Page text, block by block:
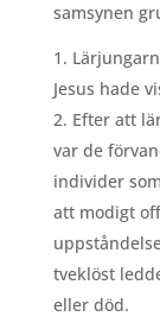
samsynen
Jesus hade
Efter att
var de
individer
att modigt
tveklöst
eller död.